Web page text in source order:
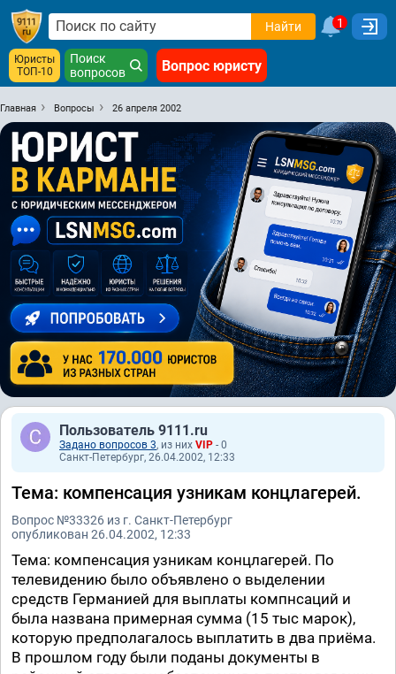
Найти 1
Юристы
ТОП-10
Поиск
вопросов
Вопрос юристу
Главная Вопросы 26 апреля 2002
Пользователь 9111.ru
Задано вопросов 3, из них VIP - 0
Санкт-Петербург, 26.04.2002, 12:33
Тема: компенсация узникам концлагерей.
Вопрос №33326 из г. Санкт-Петербург
опубликован 26.04.2002, 12:33
Тема: компенсация узникам концлагерей. По
телевидению было объявлено о выделении
средств Германией для выплаты компнсаций и
была названа примерная сумма (15 тыс марок),
которую предполагалось выплатить в два приёма.
В прошлом году были поданы документы в